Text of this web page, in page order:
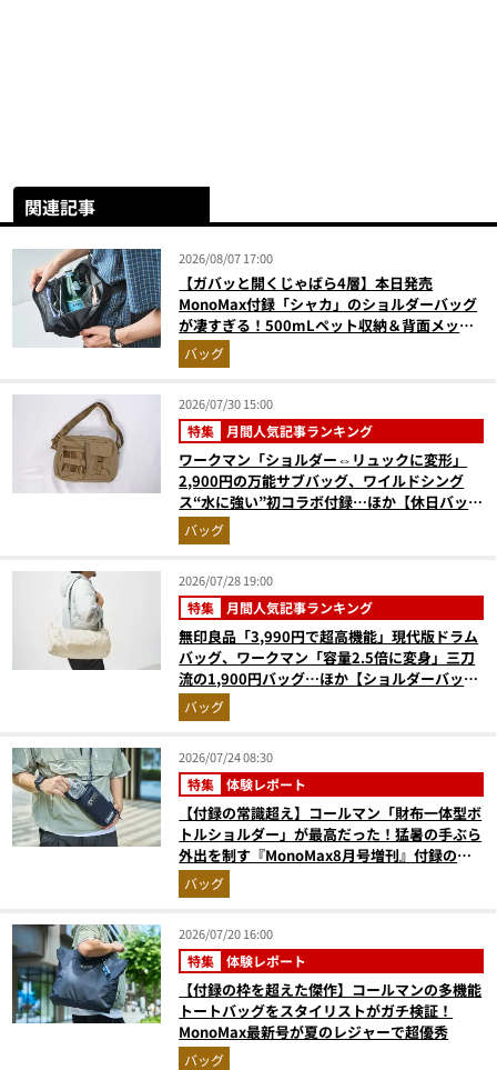
関連記事
2026/08/07 17:00
【ガバッと開くじゃばら4層】本日発売
MonoMax付録「シャカ」のショルダーバッグ
が凄すぎる！500mLペット収納＆背面メッシ
ュでベタつかない
バッグ
2026/07/30 15:00
特集 月間人気記事ランキング
ワークマン「ショルダー⇔リュックに変形」
2,900円の万能サブバッグ、ワイルドシング
ス“水に強い”初コラボ付録…ほか【休日バッグ
の人気記事ランキングベスト3】（2026年6月
版）
バッグ
2026/07/28 19:00
特集 月間人気記事ランキング
無印良品「3,990円で超高機能」現代版ドラム
バッグ、ワークマン「容量2.5倍に変身」三刀
流の1,900円バッグ…ほか【ショルダーバッグ
の人気記事ランキングベスト3】（2026年6月
版）
バッグ
2026/07/24 08:30
特集 体験レポート
【付録の常識超え】コールマン「財布一体型ボ
トルショルダー」が最高だった！猛暑の手ぶら
外出を制す『MonoMax8月号増刊』付録の実
力をスタイリストが徹底レポ
バッグ
2026/07/20 16:00
特集 体験レポート
【付録の枠を超えた傑作】コールマンの多機能
トートバッグをスタイリストがガチ検証！
MonoMax最新号が夏のレジャーで超優秀
バッグ